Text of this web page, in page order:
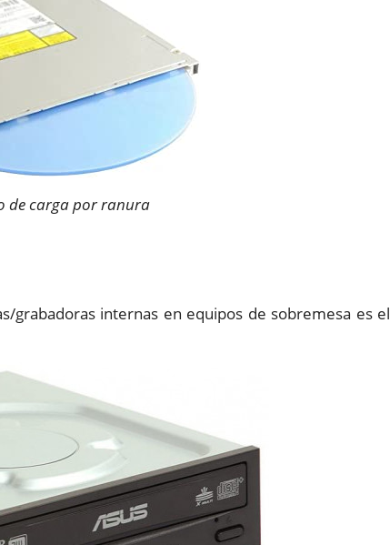
de carga por ranura
grabadoras internas en equipos de sobremesa es el